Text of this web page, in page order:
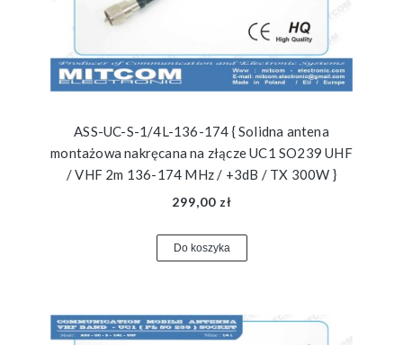
ASS-UC-S-1/4L-136-174 { Solidna antena
montażowa nakręcana na złącze UC1 SO239 UHF
/ VHF 2m 136-174 MHz / +3dB / TX 300W }
299,00 zł
Do koszyka